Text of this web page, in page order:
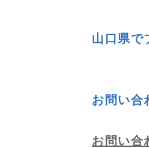
山口県で
お問い合
お問い合